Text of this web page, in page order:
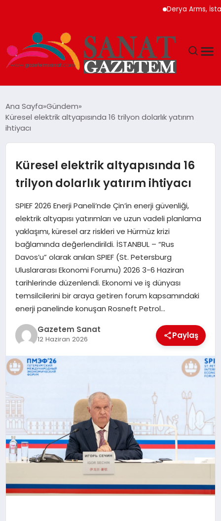
Derya Arms, İstanbul
TEKNOLOJI
YAŞAM
EKONOMI
SAĞLIK
DÜNYA
EĞITIM
Ana Sayfa Gündem
Küresel elektrik altyapısında 16 trilyon dolarlık yatırım
ihtiyacı
Küresel elektrik altyapısında 16
trilyon dolarlık yatırım ihtiyacı
SPIEF 2026 Enerji Paneli’nde Çin’in enerji güvenliği,
elektrik altyapısı yatırımları ve uzun vadeli planlama
yaklaşımı, küresel arz riskleri ve Hürmüz krizi
bağlamında değerlendirildi. İSTANBUL – “Rus
Davos’u” olarak anılan SPIEF (St. Petersburg
Uluslararası Ekonomi Forumu) 2026 3-6 Haziran
tarihlerinde düzenlendi. Ekonomi ve iş dünyası
temsilcilerini bir araya getiren forum kapsamındaki
enerji panelinde konuşan Rosneft Petrol…
Gazetem Sanat
12 Haziran 2026 Paylaş